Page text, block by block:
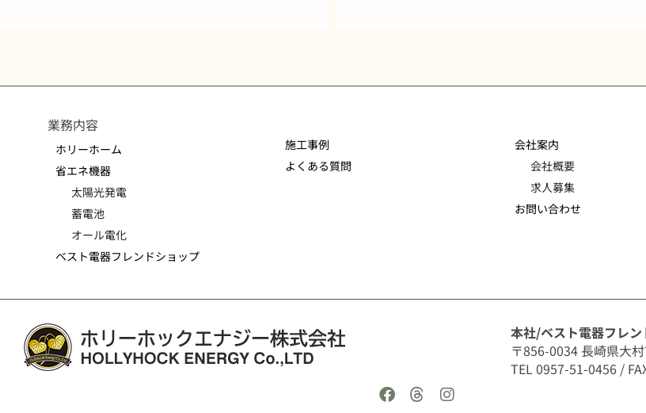
業務内容
ホリーホーム
省エネ機器
太陽光発電
蓄電池
オール電化
ベスト電器フレンドショップ
施工事例
よくある質問
会社案内
会社概要
求人募集
お問い合わせ
本社/ベスト電器フレ
〒856-0034 長崎県大
TEL 0957-51-0456 /